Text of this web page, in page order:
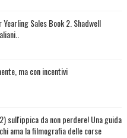
Sales Book 2. Shadwell
ma con incentivi
sull'ippica da non perdere! Una guida
ama la filmografia delle corse